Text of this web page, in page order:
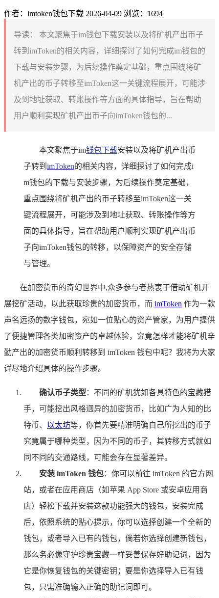
作者：imtoken钱包下载 2026-04-09 浏览：1694
导读：
本文聚焦于im钱包下载安装以及将矿机产出币子
转到imToken的相关内容，详细探讨了如何完成im钱包的
下载与安装步骤，为后续操作奠定基础，重点围绕将矿
机产出的币子转移至imToken这一关键流程展开，可能涉
及到地址获取、转账操作等方面的具体指导，旨在帮助
用户顺利实现矿机产出币子向imToken钱包的...
本文聚焦于im钱包下载安装以及将矿机产出币
子转到 imToken的相关内容，详细探讨了如何完成i
m钱包的下载与安装步骤，为后续操作奠定基础，
重点围绕将矿机产出的币子转移至imToken这一关
键流程展开，可能涉及到地址获取、转账操作等方
面的具体指导，旨在帮助用户顺利实现矿机产出币
子向imToken钱包的转移，以保障资产的安全存储
与管理。
在加密货币的奇幻世界中,众多参与者热衷于借助矿机开
展挖矿活动，以此获取珍贵的加密货币，而 imToken 作为一款
声名远扬的数字钱包，宛如一位贴心的资产管家，为用户提供
了便捷管理各类加密资产的卓越体验，究竟怎样才能将矿机辛
勤产出的加密货币顺利转移到 imToken 钱包中呢？我将为大家
详尽地介绍具体的操作步骤。
确认币子类型 ：不同的矿机犹如各具特色的宝藏猎
手，可能挖出风格迥异的加密货币，比如广为人知的比
特币、 以太坊等，你首先要精准明确自己所挖出的币子
究竟属于哪种类型，因为不同的币子，其转移方式就如
同不同的交通路线，可能会存在显著差异。
安装 imToken 钱包：你可以前往 imToken 的官方网
站，或者在应用商店（如苹果 App Store 或安卓应用商
店）轻松下载并安装这款功能强大的钱包，安装完成
后，依照系统的贴心提示，你可以选择创建一个全新的
钱包，或者导入已有的钱包，倘若你选择创建新钱包，
那么务必像守护珍贵宝藏一样妥善保存好助记词，因为
它是你恢复钱包的关键密钥；要是你选择导入已有钱
包，只需准确输入正确的助记词即可。